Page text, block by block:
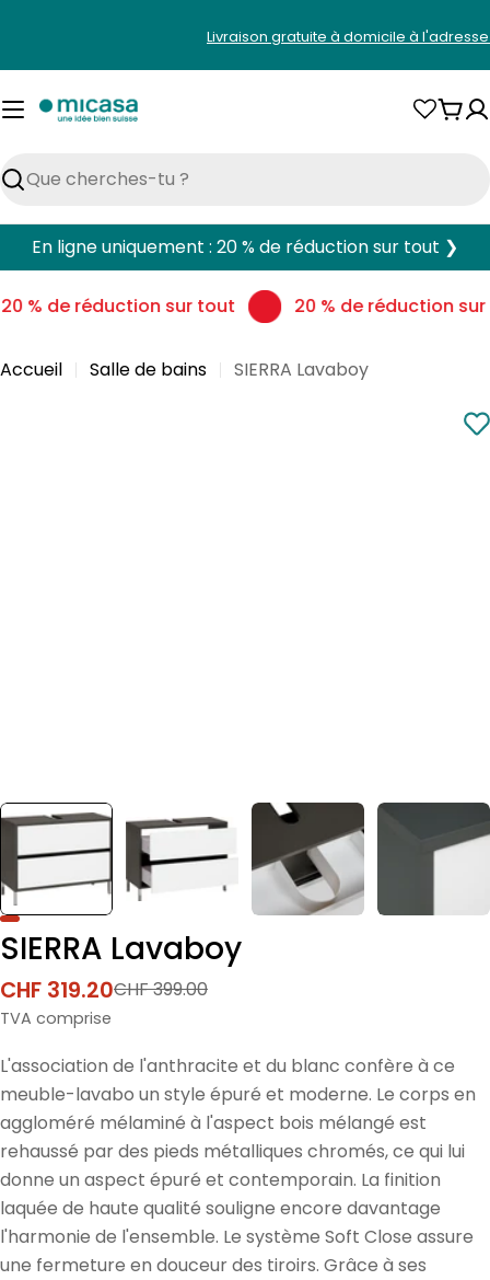
contenu
Livraison gratuite à domicile à
Rechercher
En ligne uniquement : 20 % de réduction sur tout ❯
% de réduction sur tout 20 % de réduction sur
Accueil Salle de bains SIERRA Lavaboy
SIERRA Lavaboy
Prix
de
CHF 319.20
Prix
normal
CHF 399.00
TVA comprise
L'association de l'anthracite et du blanc confère à ce
meuble-lavabo un style épuré et moderne. Le corps en
aggloméré mélaminé à l'aspect bois mélangé est
rehaussé par des pieds métalliques chromés, ce qui lui
donne un aspect épuré et contemporain. La finition
laquée de haute qualité souligne encore davantage
l'harmonie de l'ensemble. Le système Soft Close assure
une fermeture en douceur des tiroirs. Grâce à ses